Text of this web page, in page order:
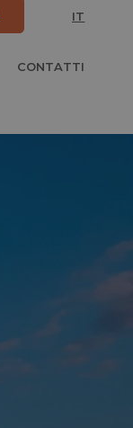
CONTATTI
IT